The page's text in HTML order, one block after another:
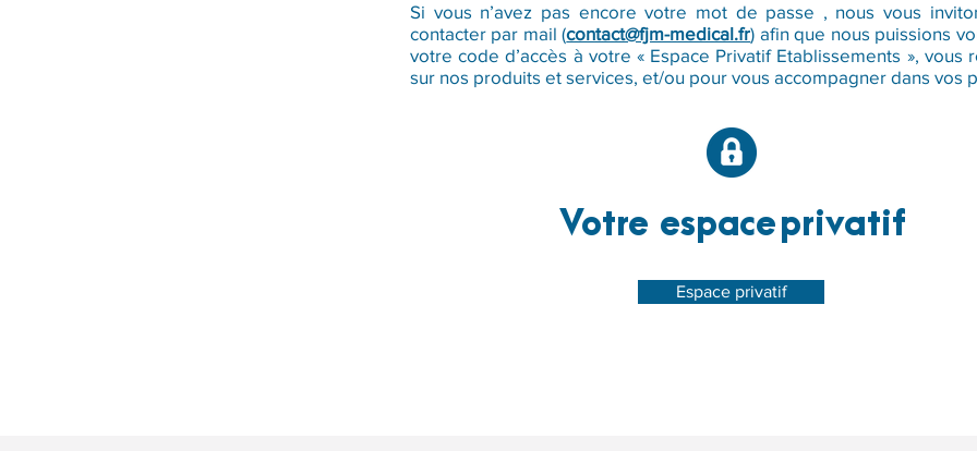
Si vous n’avez pas encore votre mot de passe , nous vous
contacter par mail (contact@fjm-medical.fr) afin que nous puissions
votre code d’accès à votre « Espace Privatif Etablissements », vous
sur nos produits et services, et/ou pour vous accompagner dans vos
Votre espaceprivatif
Espace privatif